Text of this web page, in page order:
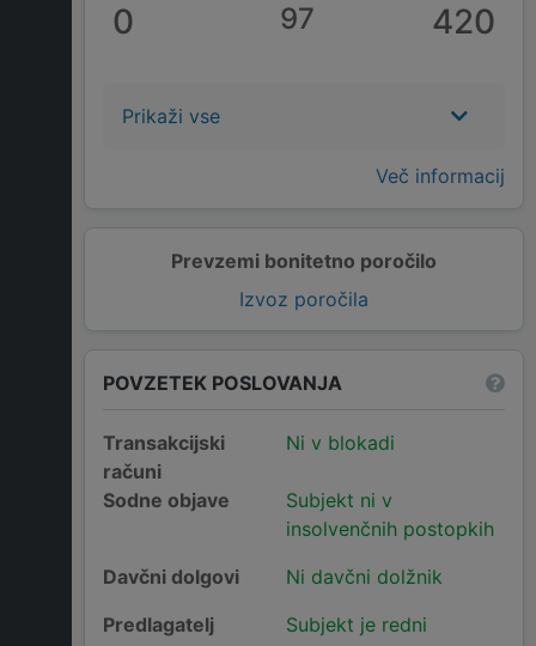
Prevzemi bonitetno poročilo
Izvoz poročila
0 97 420
Prikaži vse
Več informacij
POVZETEK POSLOVANJA
Transakcijski
računi
Ni v blokadi
Sodne objave
Subjekt ni v
insolvenčnih postopkih
Davčni dolgovi
Ni davčni dolžnik
Predlagatelj
Subjekt je redni